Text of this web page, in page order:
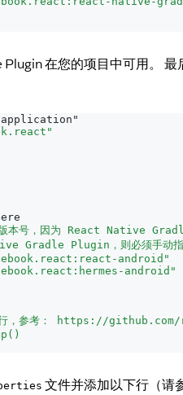
在您的项目中可用。 最
本号，因为 React Native
Gradle Plugin，则必须手动指
android"
android"
行，参考： https://
文件并添加以下行（请